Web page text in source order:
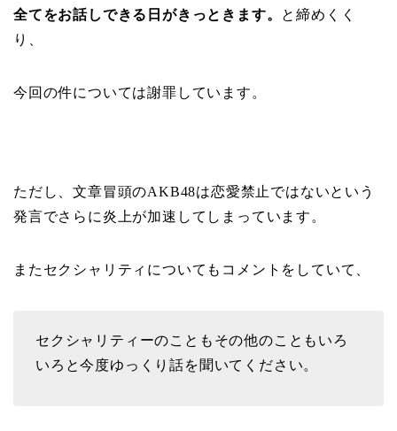
全てをお話しできる日がきっときます。 と締めくく
り、
今回の件については謝罪しています。
ただし、文章冒頭のAKB48は恋愛禁止ではないという
発言でさらに炎上が加速してしまっています。
またセクシャリティについてもコメントをしていて、
セクシャリティーのこともその他のこともいろ
いろと今度ゆっくり話を聞いてください。